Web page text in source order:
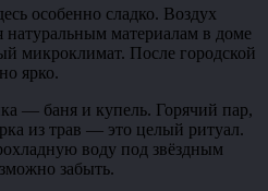
особенно сладко. Воздух
натуральным материалам в доме
микроклимат. После городской
ярко.
— баня и купель. Горячий пар,
из трав — это целый ритуал.
воду под звёздным
забыть.